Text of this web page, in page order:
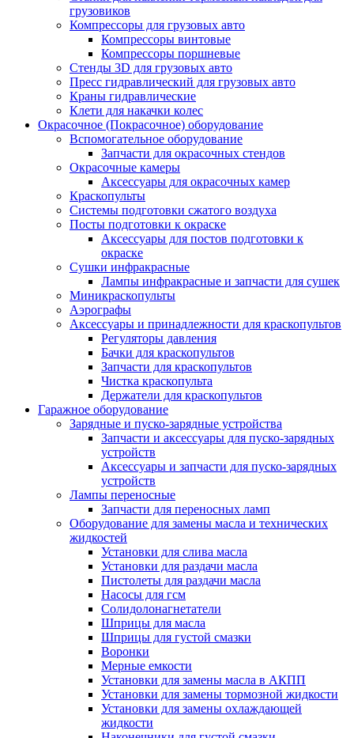
грузовиков
Компрессоры для грузовых авто
Компрессоры винтовые
Компрессоры поршневые
Стенды 3D для грузовых авто
Пресс гидравлический для грузовых авто
Краны гидравлические
Клети для накачки колес
Окрасочное (Покрасочное) оборудование
Вспомогательное оборудование
Запчасти для окрасочных стендов
Окрасочные камеры
Аксессуары для окрасочных камер
Краскопульты
Системы подготовки сжатого воздуха
Посты подготовки к окраске
Аксессуары для постов подготовки к
окраске
Сушки инфракрасные
Лампы инфракрасные и запчасти для сушек
Миникраскопульты
Аэрографы
Аксессуары и принадлежности для краскопультов
Регуляторы давления
Бачки для краскопультов
Запчасти для краскопультов
Чистка краскопульта
Держатели для краскопультов
Гаражное оборудование
Зарядные и пуско-зарядные устройства
Запчасти и аксессуары для пуско-зарядных
устройств
Аксессуары и запчасти для пуско-зарядных
устройств
Лампы переносные
Запчасти для переносных ламп
Оборудование для замены масла и технических
жидкостей
Установки для слива масла
Установки для раздачи масла
Пистолеты для раздачи масла
Насосы для гсм
Солидолонагнетатели
Шприцы для масла
Шприцы для густой смазки
Воронки
Мерные емкости
Установки для замены масла в АКПП
Установки для замены тормозной жидкости
Установки для замены охлаждающей
жидкости